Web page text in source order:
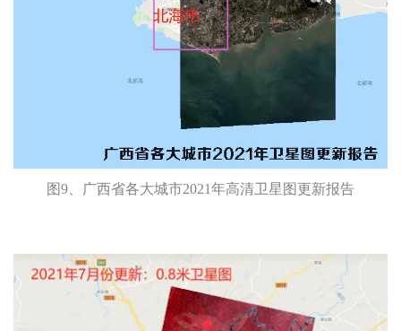
图9、广西省各大城市2021年高清卫星图更新报告